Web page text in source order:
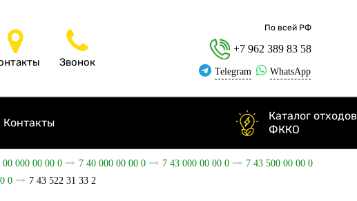
Звонок
По всей РФ
+7 962 389 83 58
Telegram WhatsApp
Контакты
Каталог отходов
ФККО
00 000 00 00 0 7 40 000 00 00 0 7 43 000 00 00 0
7 43 500 00 00 0
0 7 43 522 31 33 2